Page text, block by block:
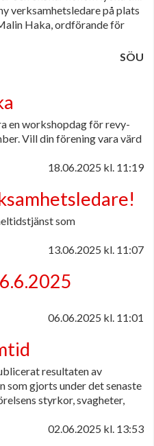
verksamhetsledare på plats
Haka, ordförande för
SÖU
en workshopdag för revy-
Vill din förening vara värd
18.06.2025 kl. 11:19
som
13.06.2025 kl. 11:07
06.06.2025 kl. 11:01
resultaten av
som gjorts under det senaste
styrkor, svagheter,
02.06.2025 kl. 13:53